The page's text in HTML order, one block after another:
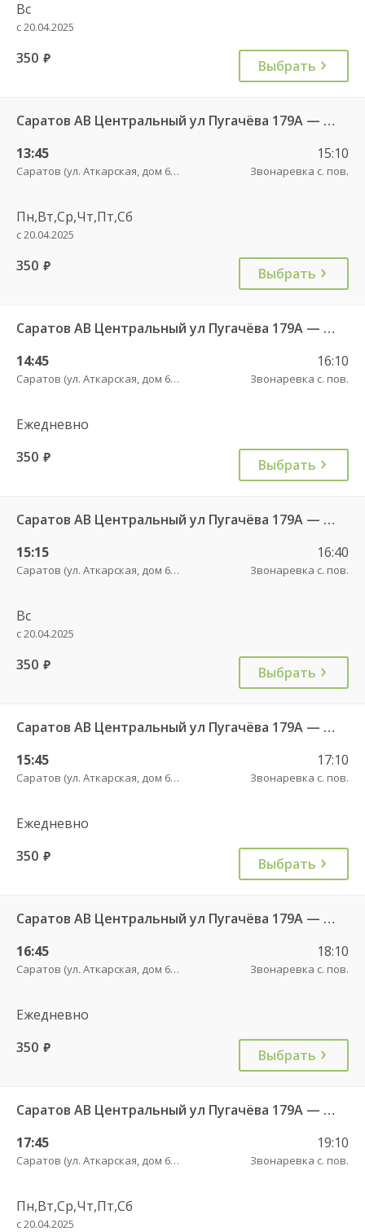
Вс
с 20.04.2025
350 руб. Выбрать
Саратов АВ Центральный ул Пугачёва 179А — Маркс ул Ленина 36 Б
13:45
Саратов (ул. Аткарская, дом 66 А)
15:10
Звонаревка с. пов.
Пн,Вт,Ср,Чт,Пт,Сб
с 20.04.2025
350 руб. Выбрать
Саратов АВ Центральный ул Пугачёва 179А — Маркс ул Ленина 36 Б
14:45
Саратов (ул. Аткарская, дом 66 А)
16:10
Звонаревка с. пов.
Ежедневно
350 руб. Выбрать
Саратов АВ Центральный ул Пугачёва 179А — Маркс ул Ленина 36 Б
15:15
Саратов (ул. Аткарская, дом 66 А)
16:40
Звонаревка с. пов.
Вс
с 20.04.2025
350 руб. Выбрать
Саратов АВ Центральный ул Пугачёва 179А — Маркс ул Ленина 36 Б
15:45
Саратов (ул. Аткарская, дом 66 А)
17:10
Звонаревка с. пов.
Ежедневно
350 руб. Выбрать
Саратов АВ Центральный ул Пугачёва 179А — Маркс ул Ленина 36 Б
16:45
Саратов (ул. Аткарская, дом 66 А)
18:10
Звонаревка с. пов.
Ежедневно
350 руб. Выбрать
Саратов АВ Центральный ул Пугачёва 179А — Маркс ул Ленина 36 Б
17:45
Саратов (ул. Аткарская, дом 66 А)
19:10
Звонаревка с. пов.
Пн,Вт,Ср,Чт,Пт,Сб
с 20.04.2025